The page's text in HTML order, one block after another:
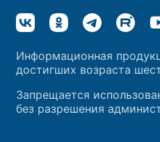
Информационная
достигших возраста
Запрещается
без разрешения